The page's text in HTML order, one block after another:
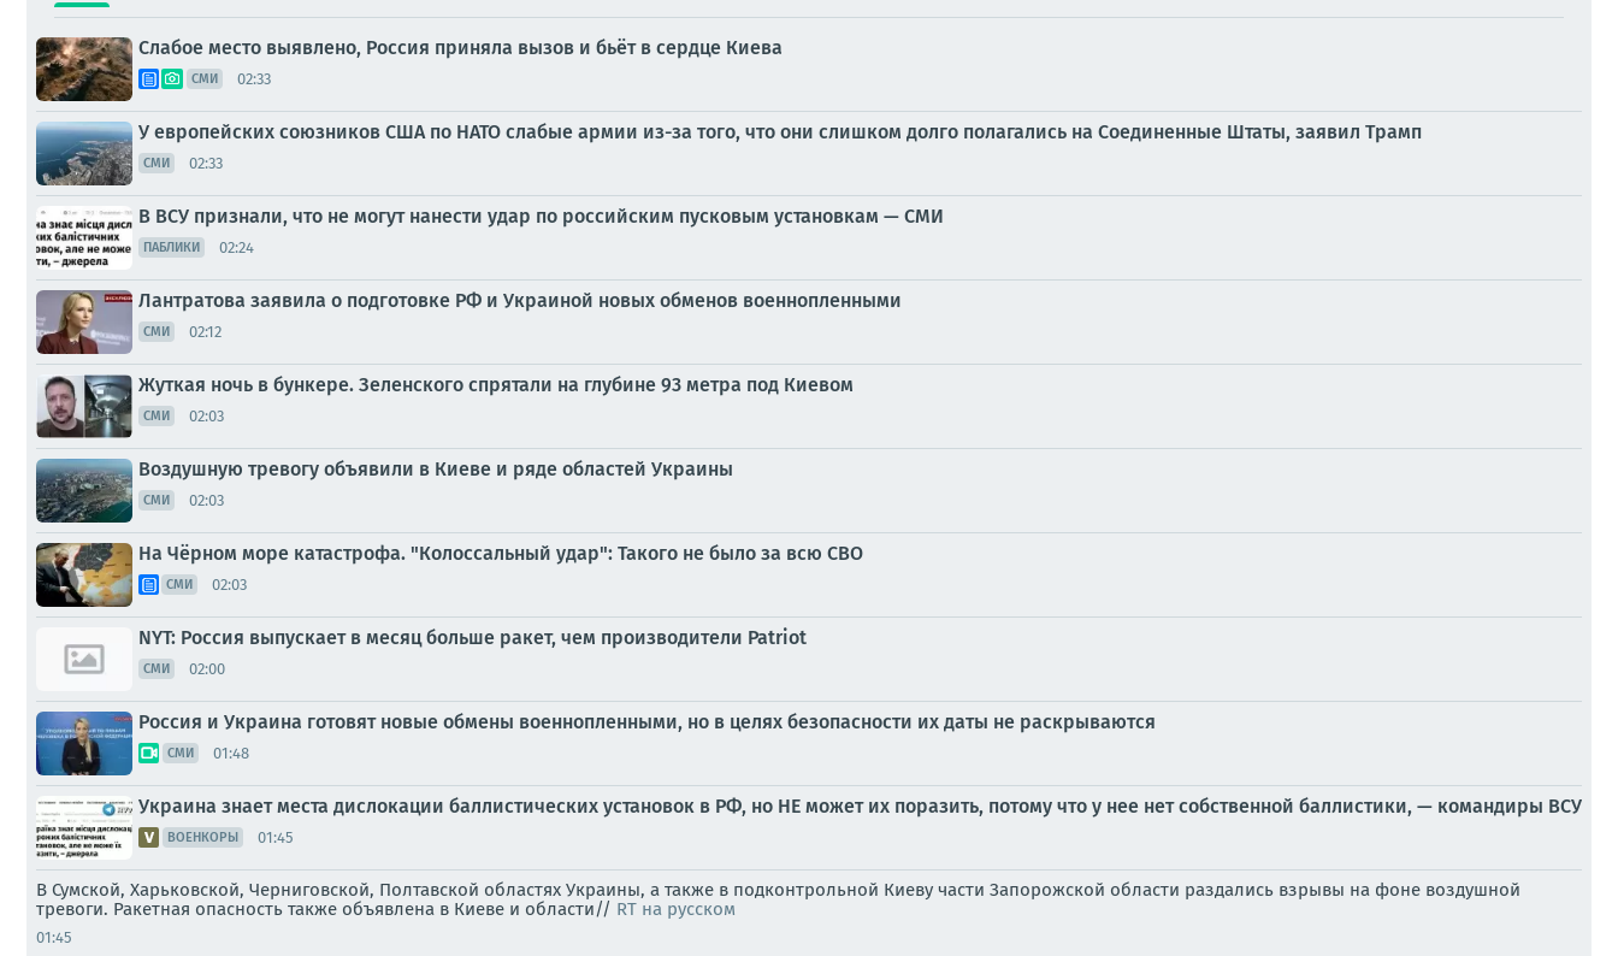
Слабое место выявлено, Россия приняла вызов и бьёт в сердце Киева
СМИ 02:33
У европейских союзников США по НАТО слабые армии из-за того, что они слишком долго полагались на Соединенные Штаты, заявил Трамп
СМИ 02:33
В ВСУ признали, что не могут нанести удар по российским пусковым установкам — СМИ
ПАБЛИКИ 02:24
Лантратова заявила о подготовке РФ и Украиной новых обменов военнопленными
СМИ 02:12
Жуткая ночь в бункере. Зеленского спрятали на глубине 93 метра под Киевом
СМИ 02:03
Воздушную тревогу объявили в Киеве и ряде областей Украины
СМИ 02:03
На Чёрном море катастрофа. "Колоссальный удар": Такого не было за всю СВО
СМИ 02:03
NYT: Россия выпускает в месяц больше ракет, чем производители Patriot
СМИ 02:00
Россия и Украина готовят новые обмены военнопленными, но в целях безопасности их даты не раскрываются
СМИ 01:48
Украина знает места дислокации баллистических установок в РФ, но НЕ может их поразить, потому что у нее нет собственной баллистики, — командиры ВСУ
ВОЕНКОРЫ 01:45
В Сумской, Харьковской, Черниговской, Полтавской областях Украины, а также в подконтрольной Киеву части Запорожской области раздались взрывы на фоне воздушной
тревоги. Ракетная опасность также объявлена в Киеве и области// RT на русском
01:45